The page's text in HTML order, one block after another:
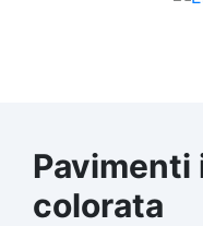
Pavimenti
colorata